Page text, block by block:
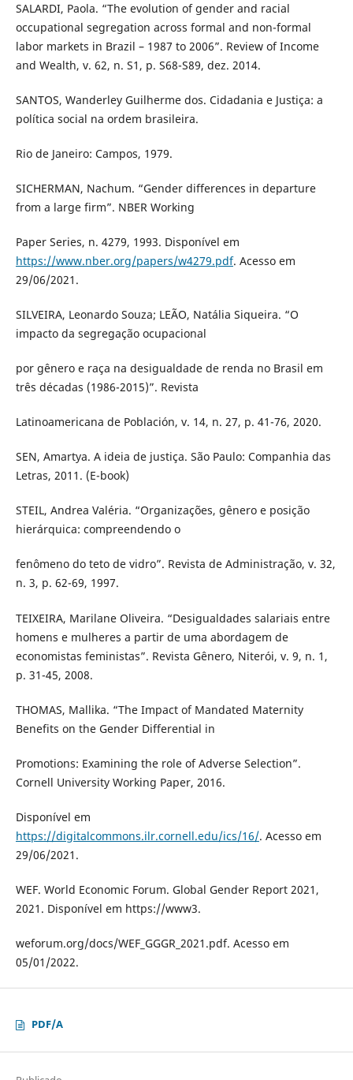
SALARDI, Paola. “The evolution of gender and racial
occupational segregation across formal and non-formal
labor markets in Brazil – 1987 to 2006”. Review of Income
and Wealth, v. 62, n. S1, p. S68-S89, dez. 2014.
SANTOS, Wanderley Guilherme dos. Cidadania e Justiça: a
política social na ordem brasileira.
Rio de Janeiro: Campos, 1979.
SICHERMAN, Nachum. “Gender differences in departure
from a large firm”. NBER Working
Paper Series, n. 4279, 1993. Disponível em
https://www.nber.org/papers/w4279.pdf. Acesso em
29/06/2021.
SILVEIRA, Leonardo Souza; LEÃO, Natália Siqueira. “O
impacto da segregação ocupacional
por gênero e raça na desigualdade de renda no Brasil em
três décadas (1986-2015)”. Revista
Latinoamericana de Población, v. 14, n. 27, p. 41-76, 2020.
SEN, Amartya. A ideia de justiça. São Paulo: Companhia das
Letras, 2011. (E-book)
STEIL, Andrea Valéria. “Organizações, gênero e posição
hierárquica: compreendendo o
fenômeno do teto de vidro”. Revista de Administração, v. 32,
n. 3, p. 62-69, 1997.
TEIXEIRA, Marilane Oliveira. “Desigualdades salariais entre
homens e mulheres a partir de uma abordagem de
economistas feministas”. Revista Gênero, Niterói, v. 9, n. 1,
p. 31-45, 2008.
THOMAS, Mallika. “The Impact of Mandated Maternity
Benefits on the Gender Differential in
Promotions: Examining the role of Adverse Selection”.
Cornell University Working Paper, 2016.
Disponível em
https://digitalcommons.ilr.cornell.edu/ics/16/. Acesso em
29/06/2021.
WEF. World Economic Forum. Global Gender Report 2021,
2021. Disponível em https://www3.
weforum.org/docs/WEF_GGGR_2021.pdf. Acesso em
05/01/2022.
PDF/A